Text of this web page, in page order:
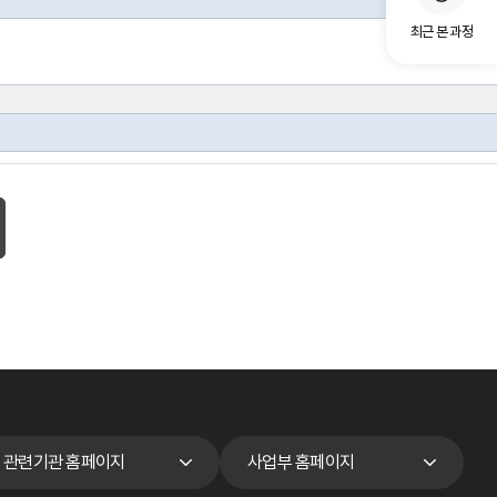
최근 본 과정
관련기관 홈페이지 사업부 홈페이지